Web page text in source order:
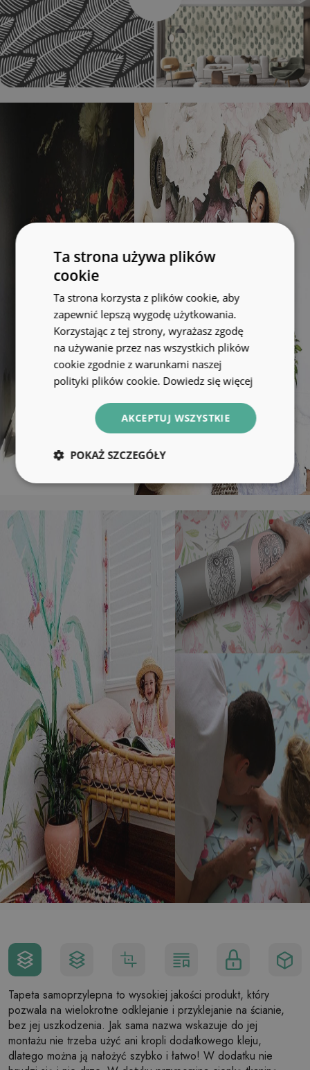
Tapeta samoprzylepna to wysokiej jakości produkt, który
pozwala na wielokrotne odklejanie i przyklejanie na ścianie,
bez jej uszkodzenia. Jak sama nazwa wskazuje do jej
montażu nie trzeba użyć ani kropli dodatkowego kleju,
dlatego można ją nałożyć szybko i łatwo! W dodatku nie
Ta strona używa plików
cookie
Ta strona korzysta z plików cookie, aby
zapewnić lepszą wygodę użytkowania.
Korzystając z tej strony, wyrażasz zgodę
na używanie przez nas wszystkich plików
cookie zgodnie z warunkami naszej
polityki plików cookie. Dowiedz się więcej
AKCEPTUJ WSZYSTKIE
POKAŻ SZCZEGÓŁY